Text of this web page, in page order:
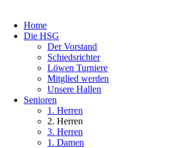
Home
Die HSG
Der Vorstand
Schiedsrichter
Löwen Turniere
Mitglied werden
Unsere Hallen
Senioren
1. Herren
2. Herren
3. Herren
1. Damen